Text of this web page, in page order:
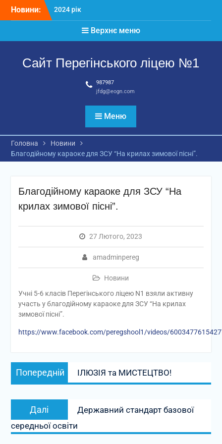
Новини:
2024 рік
Матеріали
Верхнє меню
Сайт Перегінського ліцею №1
987987
jfdg@eogn.com
Меню
Головна
Новини
Благодійному караоке для ЗСУ “На крилах зимової пісні”.
Благодійному караоке для ЗСУ “На
крилах зимової пісні”.
27 Лютого, 2023
amadminpereg
Новини
Учні 5-6 класів Перегінського ліцею N1 взяли активну
участь у благодійному караоке для ЗСУ “На крилах
зимової пісні”.
https://www.facebook.com/peregshool1/videos/
Навігація
записів
Попередній
запис:
ІЛЮЗІЯ та МИСТЕЦТВО!
Далі
запис:
Державний стандарт базової
середньої освіти